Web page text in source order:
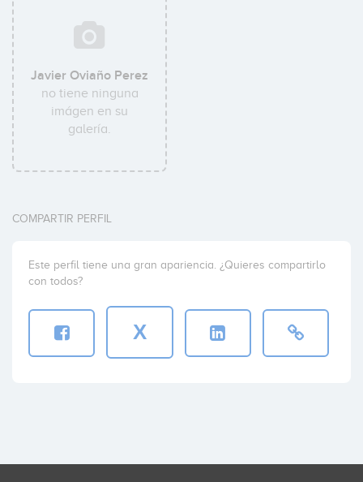
Javier Oviaño Perez
no tiene ninguna
imágen en su
galería.
COMPARTIR PERFIL
Este perfil tiene una gran apariencia. ¿Quieres compartirlo
con todos?
X